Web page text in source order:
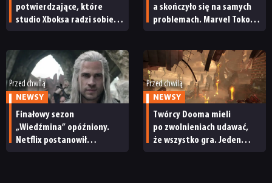
DYSKUSJE
JUŻ GRALIŚMY
SKLEP
potwierdzające, które
studio Xboksa radzi sobie
a skończyło się na samych
problemach. Marvel Tokon:
Przed chwilą
NEWSY
Finałowy sezon
„Wiedźmina” opóźniony.
Netflix postanowił
Przed chwilą
NEWSY
Twórcy Dooma mieli
po zwolnieniach udawać,
że wszystko gra. Jeden